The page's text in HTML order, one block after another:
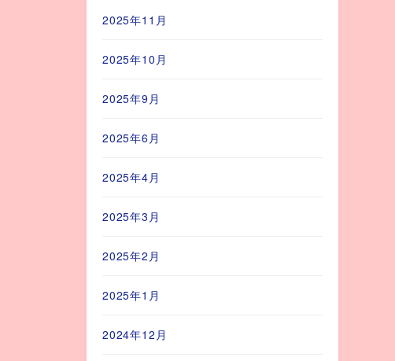
2025年11月
2025年10月
2025年9月
2025年6月
2025年4月
2025年3月
2025年2月
2025年1月
2024年12月